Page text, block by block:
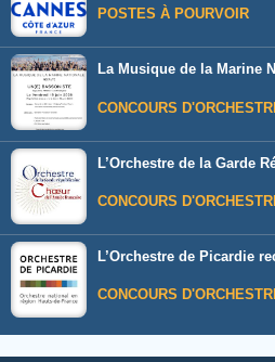
POSTES À POURVOIR
La Musique de la Marine
CONCOURS
L’Orchestre de la Garde
CONCOURS
L’Orchestre de Picardie
CONCOURS